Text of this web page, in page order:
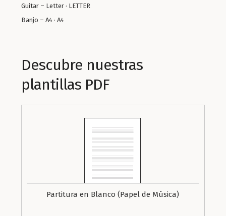
Guitar – Letter · LETTER
Banjo – A4 · A4
Descubre nuestras
plantillas PDF
Partitura en Blanco (Papel de Música)